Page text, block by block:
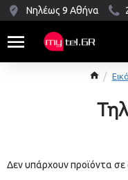
Νηλέως 9 Αθήνα
Δεν υπάρχουν προϊόντα